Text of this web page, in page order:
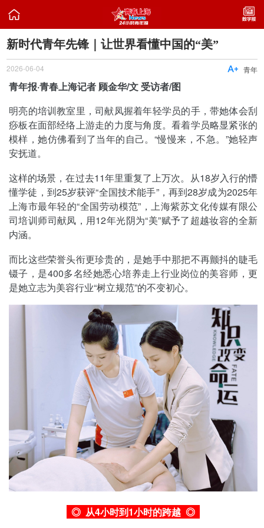

新时代青年先锋｜让世界看懂中国的“美”
2026-06-04 青年

青年报·青春上海记者 顾金华/文 受访者/图
明亮的培训教室里，司献凤握着年轻学员的手，带她体会刮
痧板在面部经络上游走的力度与角度。看着学员略显紧张的
模样，她仿佛看到了当年的自己。“慢慢来，不急。”她轻声
安抚道。
这样的场景，在过去11年里重复了上万次。从18岁入行的懵
懂学徒，到25岁获评“全国技术能手”，再到28岁成为2025年
上海市最年轻的“全国劳动模范”，上海紫苏文化传媒有限公
司培训师司献凤，用12年光阴为“美”赋予了超越妆容的全新
内涵。
而比这些荣誉头衔更珍贵的，是她手中那把不再颤抖的睫毛
镊子，是400多名经她悉心培养走上行业岗位的美容师，更
是她立志为美容行业“树立规范”的不变初心。
◎ 从4小时到1小时的跨越 ◎